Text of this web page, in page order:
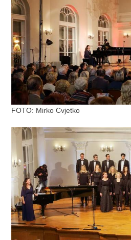
FOTO: Mirko Cvjetko